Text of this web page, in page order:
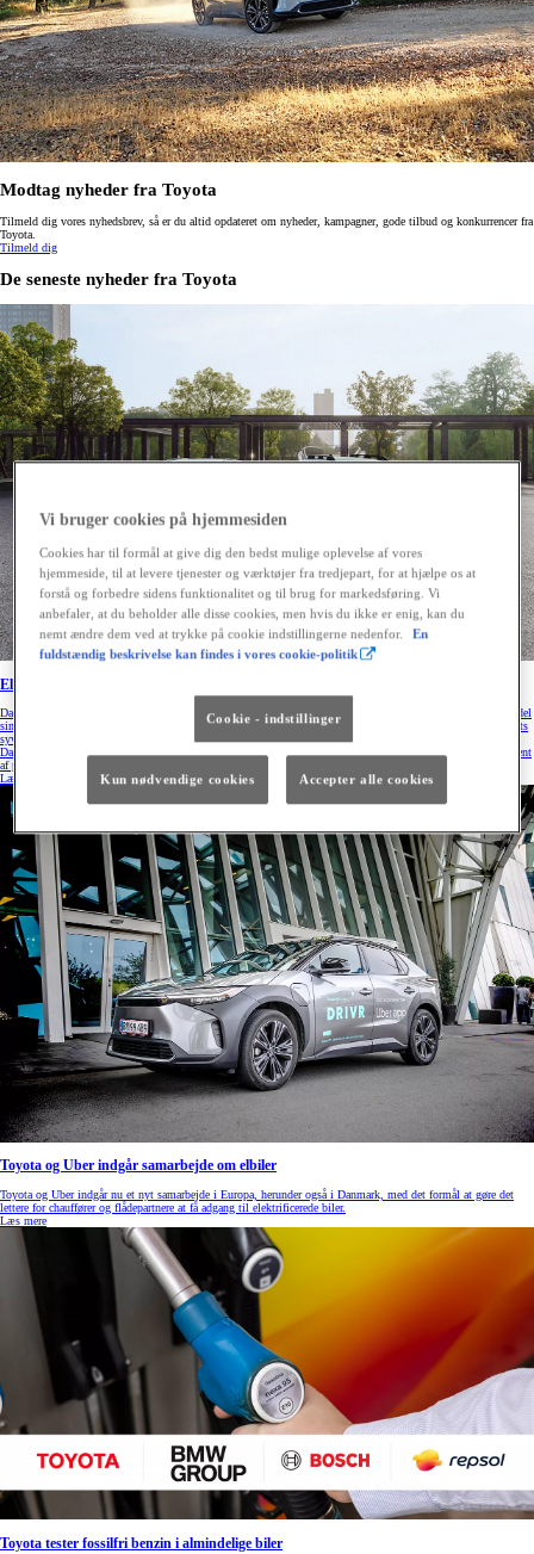
Modtag nyheder fra Toyota
Tilmeld dig vores nyhedsbrev, så er du altid opdateret om nyheder, kampagner, gode tilbud og konkurrencer fra
Toyota.
Tilmeld dig
De seneste nyheder fra Toyota
Elbilen Toyota bZ4X mest populære i juli
Danmarks mest populære bilmodel i juli er elbilen Toyota bZ4X. Dermed fortsætter den fuldt elektriske model
sin popularitet hos danskerne. Der blev ifølge bilstatistik.dk således nyregistreret 613 bZ4X personbiler i årets
syvende måned, hvilket var 29 flere end nærmeste forfølger. Samlet er der nyregistreret 14.562 personbiler i
Danmark i juli svarende til en stigning på 5 procent sammenlignet med samme måned året før. Hele 97 procent
af personbilerne til private er fuldt elektriske.
Læs mere
Toyota og Uber indgår samarbejde om elbiler
Toyota og Uber indgår nu et nyt samarbejde i Europa, herunder også i Danmark, med det formål at gøre det
lettere for chauffører og flådepartnere at få adgang til elektrificerede biler.
Læs mere
Toyota tester fossilfri benzin i almindelige biler
Vi bruger cookies på hjemmesiden
Cookies har til formål at give dig den bedst mulige oplevelse af vores
hjemmeside, til at levere tjenester og værktøjer fra tredjepart, for at hjælpe os at
forstå og forbedre sidens funktionalitet og til brug for markedsføring. Vi
anbefaler, at du beholder alle disse cookies, men hvis du ikke er enig, kan du
nemt ændre dem ved at trykke på cookie indstillingerne nedenfor.
En
fuldstændig beskrivelse kan findes i vores cookie-politik
Cookie - indstillinger
Kun nødvendige cookies Accepter alle cookies